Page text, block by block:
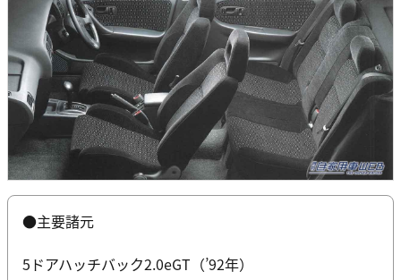
●主要諸元
5ドアハッチバック2.0eGT（’92年）